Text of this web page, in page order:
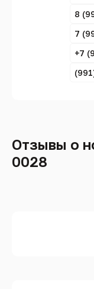
8
7
+7
Отзывы о
0028